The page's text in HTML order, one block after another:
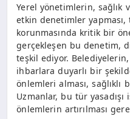
Yerel yönetimlerin, sağlık
etkin denetimler yapması,
korunmasında kritik bir
gerçekleşen bu denetim,
teşkil ediyor.
ihbarlara duyarlı bir
önlemleri alması,
Uzmanlar, bu tür yasadışı
önlemlerin artırılması